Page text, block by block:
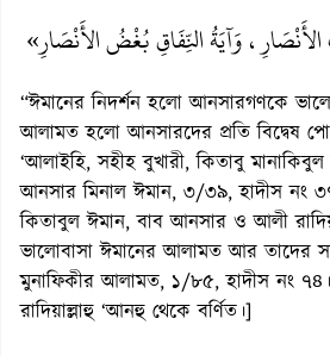
وَآيَةُ النِّفَاقِ بُغْضُ الأَنْصَارِ»
“ঈমানের নিদর্শন হলো আনসারগণকে
আলামত হলো আনসারদের প্রতি বিদ্বেষ
‘আলাইহি, সহীহ বুখারী, কিতাবু
আনসার মিনাল ঈমান, ৩/৩৯, হাদীস নং
কিতাবুল ঈমান, বাব আনসার ও আলী
ভালোবাসা ঈমানের আলামত আর তাদের
মুনাফিকীর আলামত, ১/৮৫, হাদীস নং
রাদিয়াল্লাহু ‘আনহু থেকে বর্ণিত।]